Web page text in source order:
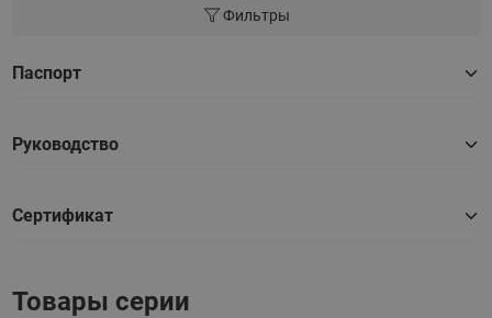
Фильтры
Паспорт
Руководство
Сертификат
Товары серии